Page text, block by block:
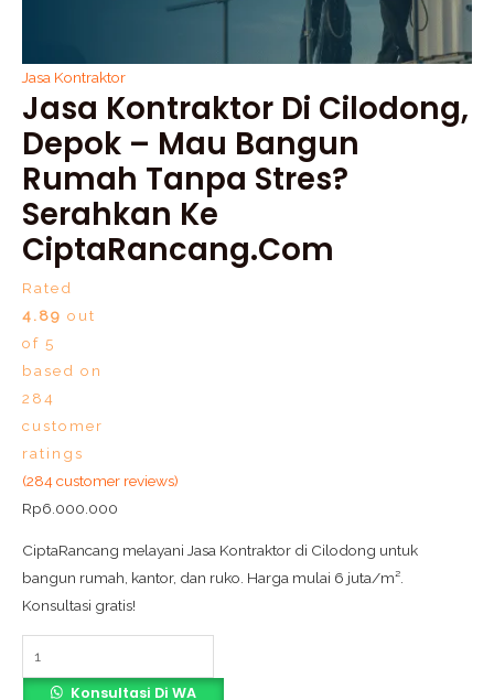
Jasa Kontraktor
Jasa Kontraktor Di Cilodong,
Depok – Mau Bangun
Rumah Tanpa Stres?
Serahkan Ke
CiptaRancang.com
Rated
4.89 out
of 5
based on
284
customer
ratings
(284customer reviews)
Rp6.000.000
CiptaRancang melayani Jasa Kontraktor di Cilodong untuk
bangun rumah, kantor, dan ruko. Harga mulai 6 juta/m².
Konsultasi gratis!
Konsultasi Di WA